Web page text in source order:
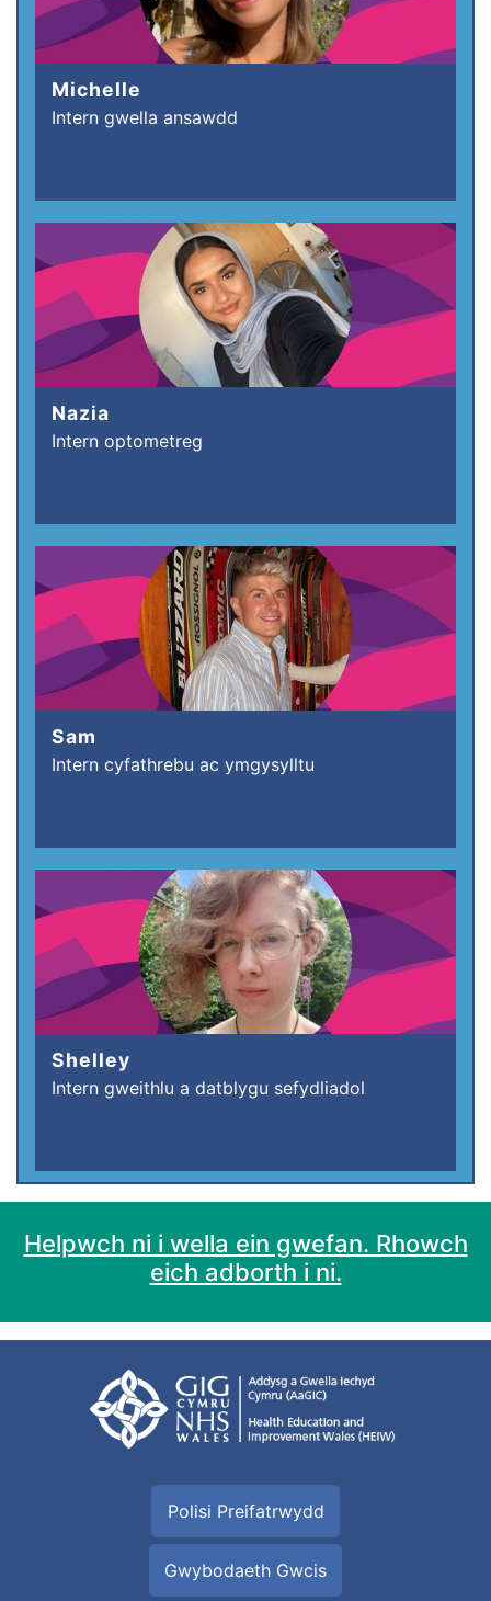
Michelle
Intern gwella ansawdd
Nazia
Intern optometreg
Sam
Intern cyfathrebu ac ymgysylltu
Shelley
Intern gweithlu a datblygu sefydliadol
Helpwch ni i wella ein gwefan. Rhowch
eich adborth i ni.
Polisi Preifatrwydd
Gwybodaeth Gwcis